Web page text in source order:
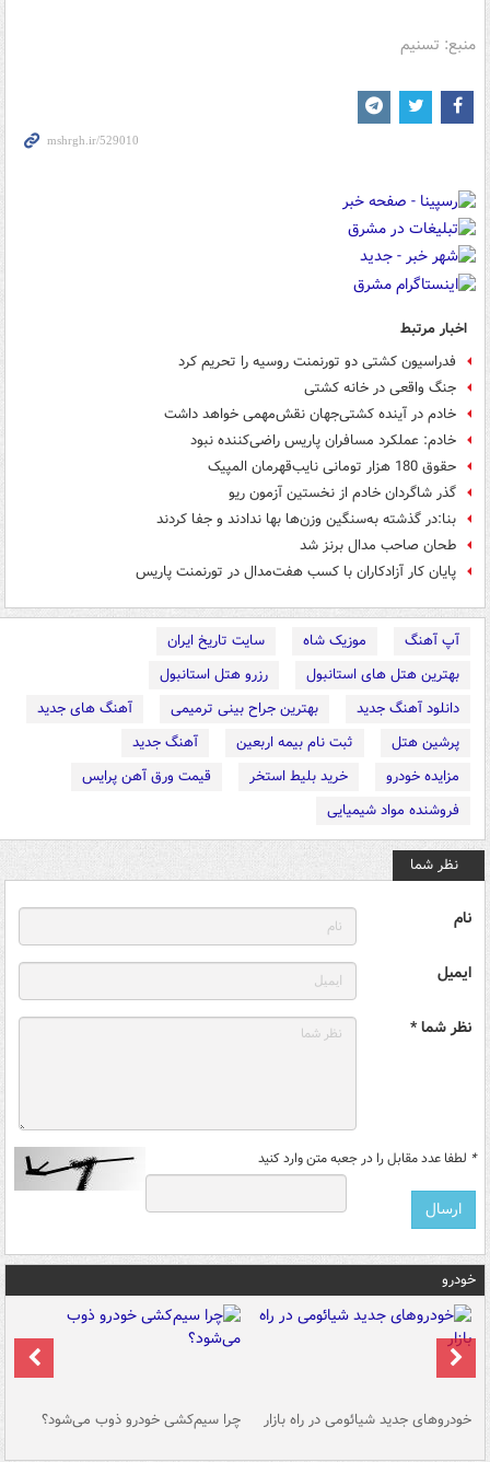
منبع: تسنیم
اخبار مرتبط
فدراسیون کشتی دو تورنمنت روسیه را تحریم کرد
جنگ واقعی در خانه کشتی
خادم در آینده کشتی‌جهان نقش‌مهمی خواهد داشت
خادم: عملكرد مسافران پاریس راضی‌كننده نبود
حقوق 180 هزار تومانی نایب‌قهرمان المپیک
گذر شاگردان خادم از نخستین آزمون ریو
بنا:در گذشته به‌سنگین وزن‌ها بها ندادند و جفا کردند
طحان صاحب مدال برنز شد
پایان کار آزادکاران با کسب هفت‌مدال در تورنمنت پاریس
آپ آهنگ موزیک شاه
سایت تاریخ ایران
بهترین هتل های استانبول
رزرو هتل استانبول
دانلود آهنگ جدید
بهترین جراح بینی ترمیمی
آهنگ های جدید
پرشین هتل
ثبت نام بیمه اربعین
آهنگ جدید
مزایده خودرو
خرید بلیط استخر
قیمت ورق آهن پرایس
فروشنده مواد شیمیایی
نظر شما
نام
ایمیل
نظر شما *
* لطفا عدد مقابل را در جعبه متن وارد کنید
خودرو
خودروهای جدید شیائومی در راه بازار چرا سیم‌کشی خودرو ذوب می‌شود؟